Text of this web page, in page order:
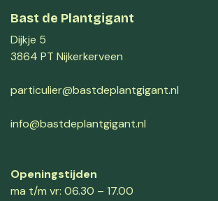
Bast de Plantgigant
Dijkje 5
3864 PT Nijkerkerveen
particulier@bastdeplantgigant.nl
info@bastdeplantgigant.nl
Openingstijden
ma t/m vr: 06.30 – 17.00